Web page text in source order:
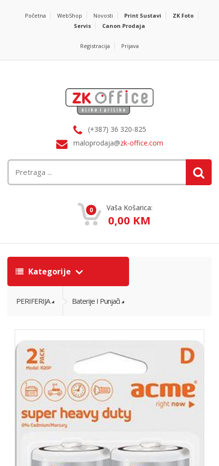
Početna WebShop Novosti Print Sustavi
ZK Foto
Servis
Canon Prodaja
Registracija Prijava
(+387) 36 320-825
maloprodaja@zk-office.com
0 Vaša Košarica:
0,00 KM
Kategorije
PERIFERIJA Baterije I Punjači